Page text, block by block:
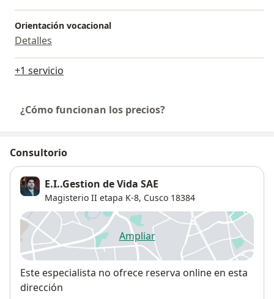
Orientación vocacional
Detalles
+1 servicio
¿Cómo funcionan los precios?
Consultorio
E.I..Gestion de Vida SAE
Magisterio II etapa K-8, Cusco 18384
Ampliarse abre en una nueva
Disponibilidad
Este especialista no ofrece reserva online en esta
dirección